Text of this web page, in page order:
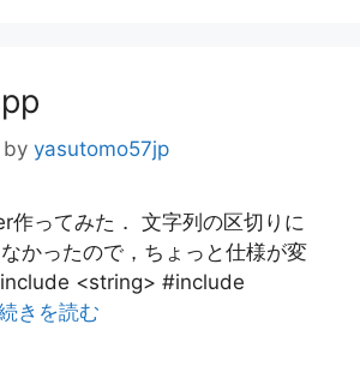
by yasutomo57jp
作ってみた． 文字列の区切りに
かったので，ちょっと仕様が変
<string> #include
きを読む